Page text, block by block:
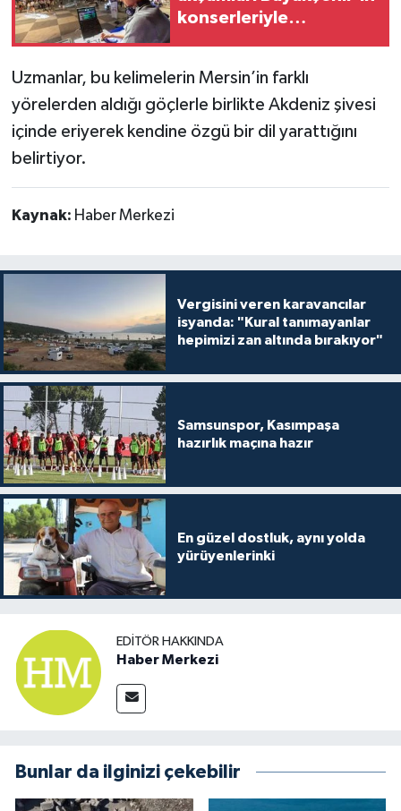
konserleriyle
Uzmanlar, bu kelimelerin Mersin’in farklı
yörelerden aldığı göçlerle birlikte Akdeniz şivesi
içinde eriyerek kendine özgü bir dil yarattığını
belirtiyor.
Kaynak: Haber Merkezi
Vergisini veren karavancılar
isyanda: "Kural tanımayanlar
hepimizi zan altında bırakıyor"
Samsunspor, Kasımpaşa
hazırlık maçına hazır
En güzel dostluk, aynı yolda
yürüyenlerinki
EDITÖR HAKKINDA
Haber Merkezi
Bunlar da ilginizi çekebilir